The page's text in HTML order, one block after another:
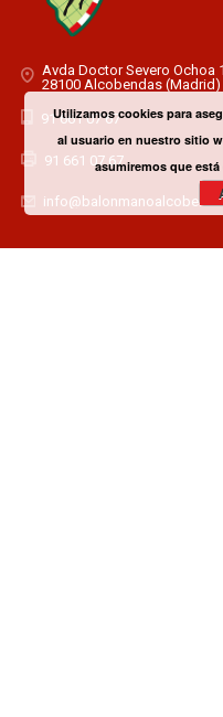
Avda Doctor Severo Ochoa
28100 Alcobendas (Madrid)
91 661 07 67
91 661 07 67
Utilizamos cookies para
al usuario en nuestro sitio
asumiremos que